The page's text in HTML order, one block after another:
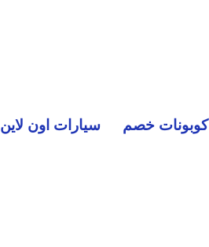
كوبونات خصم سيارات اون لاين